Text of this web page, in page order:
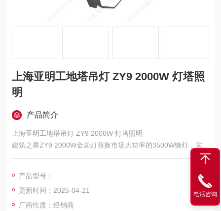
上海亚明工地塔吊灯 ZY9 2000W 灯塔照
明
产品简介
上海亚明工地塔吊灯 ZY9 2000W 灯塔照明
建筑之星ZY9 2000W金卤灯替换市场大功率的3500W镝灯，实现
高效节能，光源光效可达：100lm/W。
产品型号：
更新时间：2025-04-21
厂商性质：经销商
电话咨询